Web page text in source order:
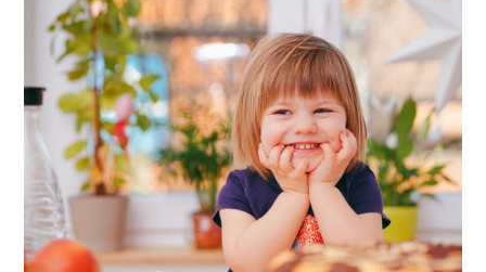
dzieci
w
Warszawie